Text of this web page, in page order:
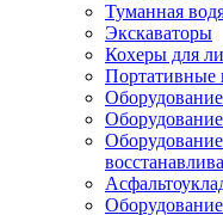
Туманная
Экскаваторы
Кохеры для
Портативные